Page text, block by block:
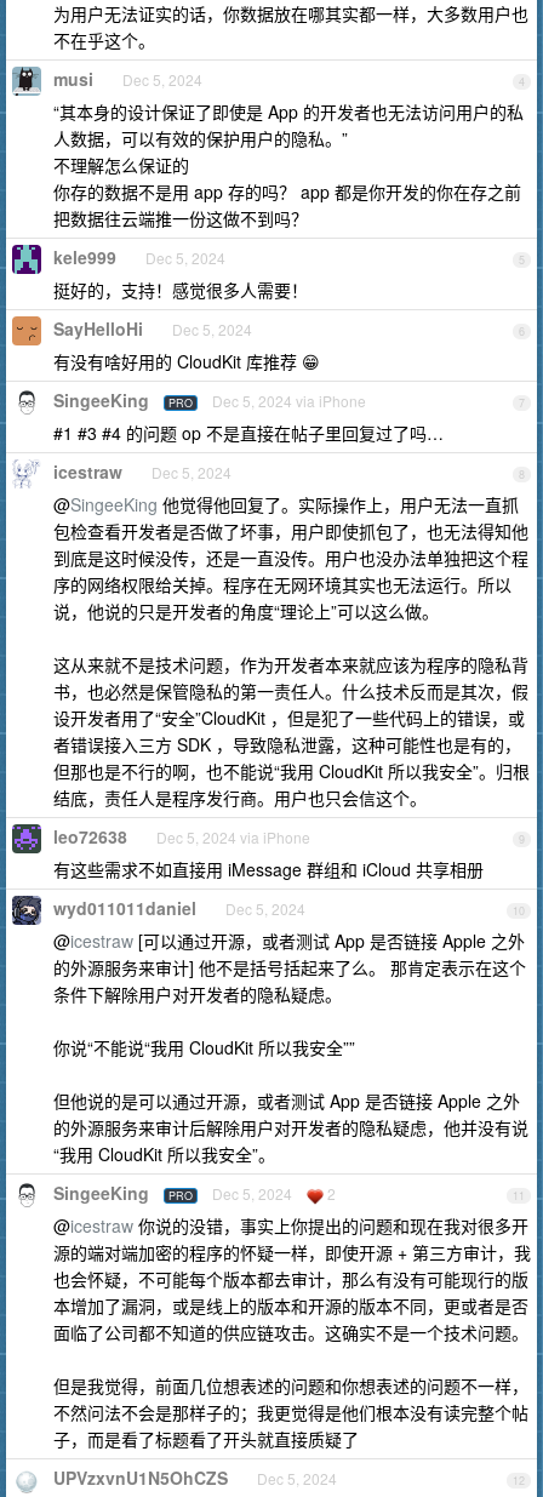
为用户无法证实的话，你数据放在哪其实都一样，大多数用户也
不在乎这个。
4
musi Dec 5, 2024
“其本身的设计保证了即使是 App 的开发者也无法访问用户的私
人数据，可以有效的保护用户的隐私。”
不理解怎么保证的
你存的数据不是用 app 存的吗？ app 都是你开发的你在存之前
把数据往云端推一份这做不到吗？
5
kele999 Dec 5, 2024
挺好的，支持！感觉很多人需要！
6
SayHelloHi Dec 5, 2024
有没有啥好用的 CloudKit 库推荐 😁
7
SingeeKing PRO Dec 5, 2024 via iPhone
#1 #3 #4 的问题 op 不是直接在帖子里回复过了吗…
8
icestraw Dec 5, 2024
@SingeeKing 他觉得他回复了。实际操作上，用户无法一直抓
包检查看开发者是否做了坏事，用户即使抓包了，也无法得知他
到底是这时候没传，还是一直没传。用户也没办法单独把这个程
序的网络权限给关掉。程序在无网环境其实也无法运行。所以
说，他说的只是开发者的角度“理论上”可以这么做。
这从来就不是技术问题，作为开发者本来就应该为程序的隐私背
书，也必然是保管隐私的第一责任人。什么技术反而是其次，假
设开发者用了“安全”CloudKit ，但是犯了一些代码上的错误，或
者错误接入三方 SDK ，导致隐私泄露，这种可能性也是有的，
但那也是不行的啊，也不能说“我用 CloudKit 所以我安全”。归根
结底，责任人是程序发行商。用户也只会信这个。
9
leo72638 Dec 5, 2024 via iPhone
有这些需求不如直接用 iMessage 群组和 iCloud 共享相册
10
wyd011011daniel Dec 5, 2024
@icestraw [可以通过开源，或者测试 App 是否链接 Apple 之外
的外源服务来审计] 他不是括号括起来了么。 那肯定表示在这个
条件下解除用户对开发者的隐私疑虑。
你说“不能说“我用 CloudKit 所以我安全””
但他说的是可以通过开源，或者测试 App 是否链接 Apple 之外
的外源服务来审计后解除用户对开发者的隐私疑虑，他并没有说
“我用 CloudKit 所以我安全”。
11
SingeeKing PRO Dec 5, 2024 2
@icestraw 你说的没错，事实上你提出的问题和现在我对很多开
源的端对端加密的程序的怀疑一样，即使开源 + 第三方审计，我
也会怀疑，不可能每个版本都去审计，那么有没有可能现行的版
本增加了漏洞，或是线上的版本和开源的版本不同，更或者是否
面临了公司都不知道的供应链攻击。这确实不是一个技术问题。
但是我觉得，前面几位想表述的问题和你想表述的问题不一样，
不然问法不会是那样子的；我更觉得是他们根本没有读完整个帖
子，而是看了标题看了开头就直接质疑了
12
UPVzxvnU1N5OhCZS Dec 5, 2024